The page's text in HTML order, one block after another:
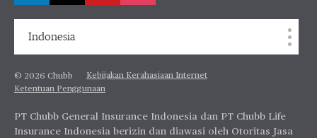
Indonesia
© 2026 Chubb
Kebijakan Kerahasiaan Internet
Ketentuan Penggunaan
PT Chubb General Insurance Indonesia dan PT Chubb Life
Insurance Indonesia berizin dan diawasi oleh Otoritas Jasa